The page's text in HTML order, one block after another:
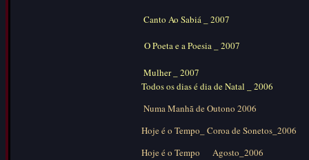
Canto Ao Sabiá _ 2007
O Poeta e a Poesia _ 2007
Mulher _ 2007
Todos os dias é dia de Natal _ 2006
Numa Manhã de Outono 2006
Hoje é o Tempo_ Coroa de Sonetos_2006
Hoje é o Tempo Agosto_2006